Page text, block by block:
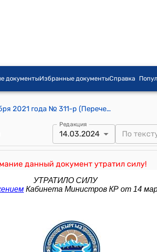
документыИзбранные документыСправка
Распоряжение Кабинета Министров КР от 3 декабря 2021 года № 311-р (Перечень отдельных преференциальных приграничных населенных пунктов, имеющих особый льготный налоговый режим)
Редакция
14.03.2024
данный документ утратил силу!